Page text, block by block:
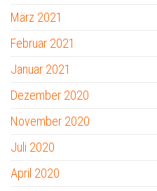
März 2021
Februar 2021
Januar 2021
Dezember 2020
November 2020
Juli 2020
April 2020